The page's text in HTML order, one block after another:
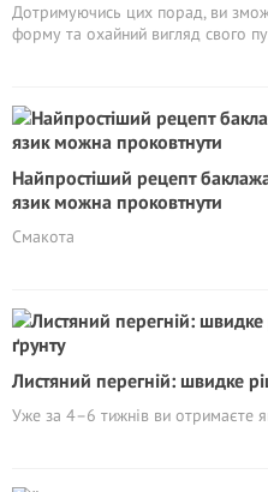
Дотримуючись цих порад, ви
форму та охайний вигляд свого
Найпростіший рецепт
язик можна проковтнути
Смакота
Листяний перегній: швидке
Уже за 4–6 тижнів ви отримаєте